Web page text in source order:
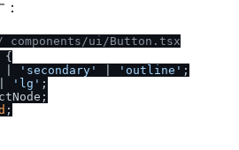
components /ui /Button.tsx
{
'secondary' 'outline' ;
'lg' ;
;
;